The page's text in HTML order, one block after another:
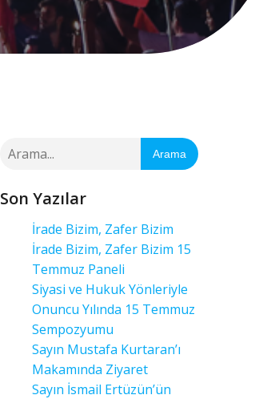
Arama
Son Yazılar
İrade Bizim, Zafer Bizim
İrade Bizim, Zafer Bizim 15
Temmuz Paneli
Siyasi ve Hukuk Yönleriyle
Onuncu Yılında 15 Temmuz
Sempozyumu
Sayın Mustafa Kurtaran’ı
Makamında Ziyaret
Sayın İsmail Ertüzün’ün